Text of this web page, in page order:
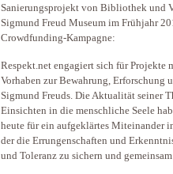
Sanierungsprojekt von Bibliothek und
Sigmund Freud Museum im Frühjahr
Crowdfunding-Kampagne:
Respekt.net engagiert sich für
Vorhaben zur Bewahrung, Erforschung
Sigmund Freuds. Die Aktualität seiner
Einsichten in die menschliche Seele
heute für ein aufgeklärtes Miteinander
der die Errungenschaften und
und Toleranz zu sichern und